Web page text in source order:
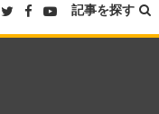
記事を探す